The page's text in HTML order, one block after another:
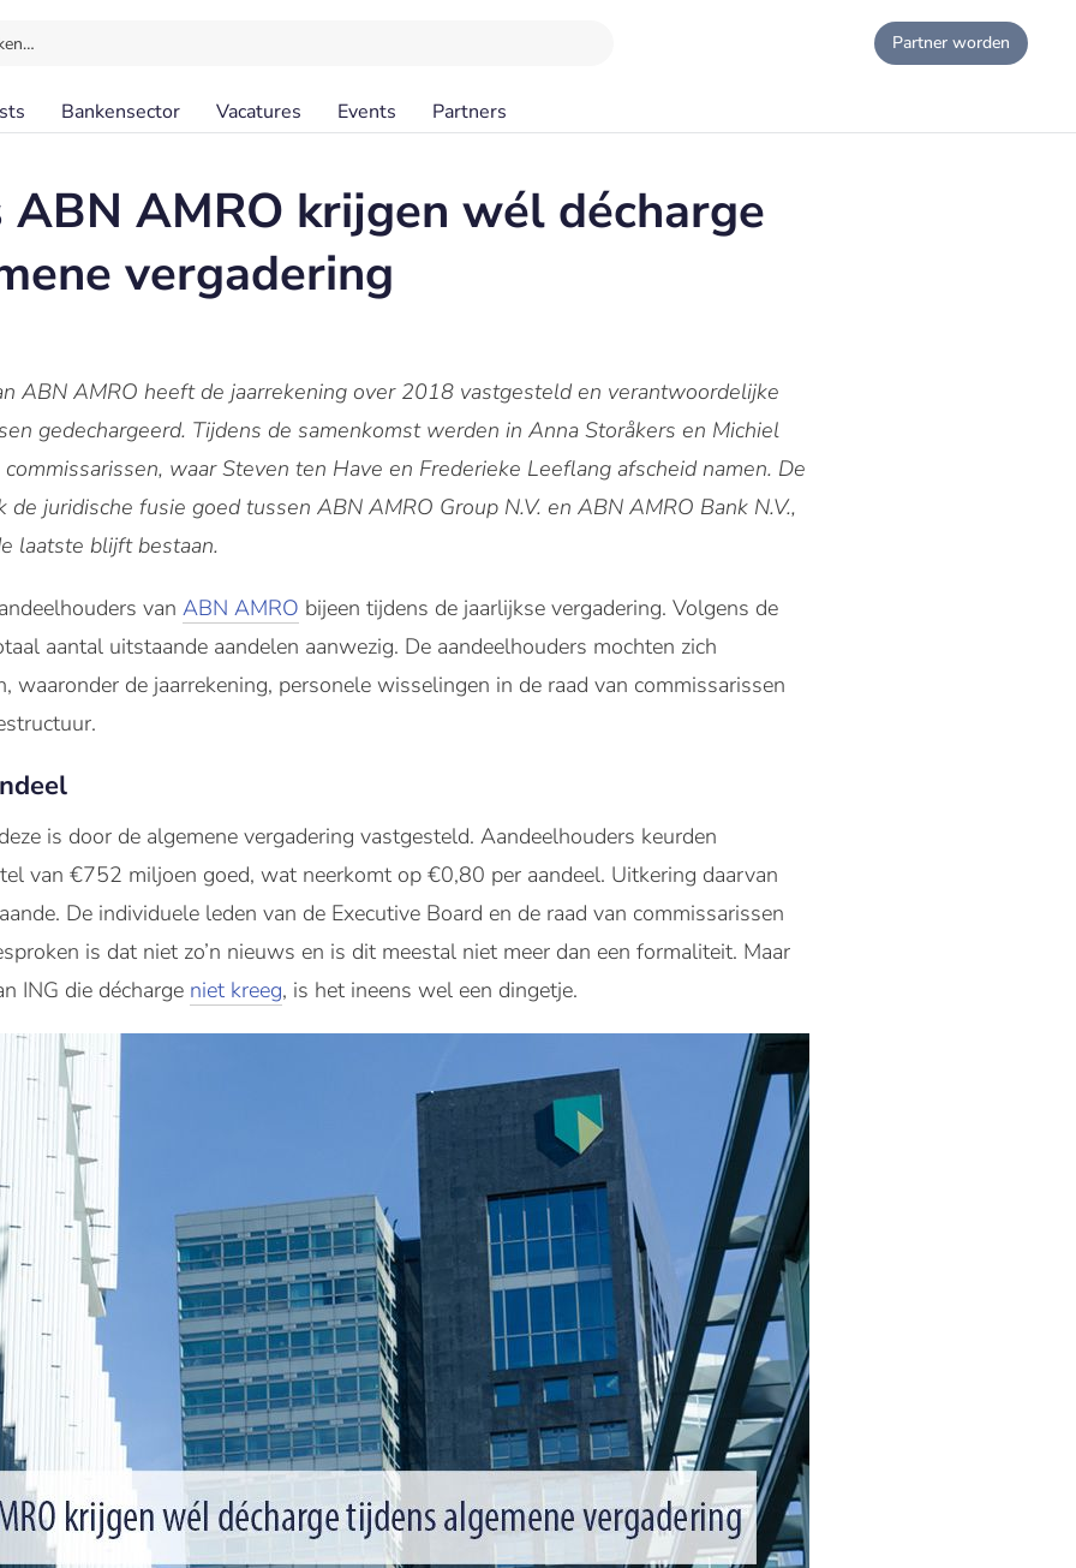
Partner worden
Bankensector Vacatures Events Partners
AMRO krijgen wél décharge
vergadering
ABN AMRO heeft de jaarrekening over 2018 vastgesteld en verantwoordelijke
gedechargeerd. Tijdens de samenkomst werden in Anna Storåkers en Michiel
waar Steven ten Have en Frederieke Leeflang afscheid namen. De
juridische fusie goed tussen ABN AMRO Group N.V. en ABN AMRO Bank N.V.,
laatste blijft bestaan.
van ABN AMRO bijeen tijdens de jaarlijkse vergadering. Volgens de
aantal uitstaande aandelen aanwezig. De aandeelhouders mochten zich
waaronder de jaarrekening, personele wisselingen in de raad van commissarissen
is door de algemene vergadering vastgesteld. Aandeelhouders keurden
van €752 miljoen goed, wat neerkomt op €0,80 per aandeel. Uitkering daarvan
De individuele leden van de Executive Board en de raad van commissarissen
is dat niet zo’n nieuws en is dit meestal niet meer dan een formaliteit. Maar
ING die décharge niet kreeg, is het ineens wel een dingetje.